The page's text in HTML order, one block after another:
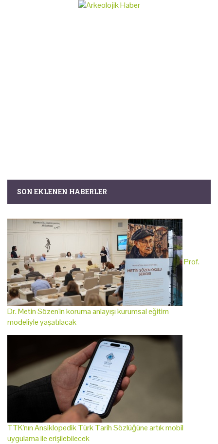
SON EKLENEN HABERLER
Prof.
Dr. Metin Sözen'in koruma anlayışı kurumsal eğitim
modeliyle yaşatılacak
TTK'nın Ansiklopedik Türk Tarih Sözlüğüne artık mobil
uygulama ile erişilebilecek